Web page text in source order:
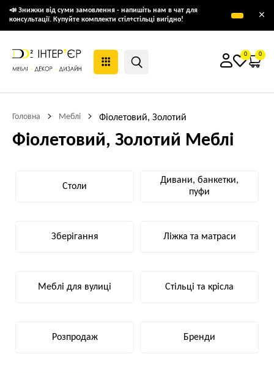
📣 Знижки від суми замовлення - напишіть нам в чат для
консультації. Купуйте комплекти стіл+стільці вигідно!
×
0 0
Головна Меблі Фіолетовий, Золотий
Фіолетовий, Золотий Меблі
Столи
Дивани, банкетки,
пуфи
Зберігання Ліжка та матраси
Меблі для вулиці Стільці та крісла
Розпродаж Бренди